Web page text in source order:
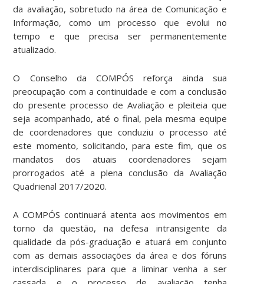
da avaliação, sobretudo na área de Comunicação e
Informação, como um processo que evolui no
tempo e que precisa ser permanentemente
atualizado.
O Conselho da COMPÓS reforça ainda sua
preocupação com a continuidade e com a conclusão
do presente processo de Avaliação e pleiteia que
seja acompanhado, até o final, pela mesma equipe
de coordenadores que conduziu o processo até
este momento, solicitando, para este fim, que os
mandatos dos atuais coordenadores sejam
prorrogados até a plena conclusão da Avaliação
Quadrienal 2017/2020.
A COMPÓS continuará atenta aos movimentos em
torno da questão, na defesa intransigente da
qualidade da pós-graduação e atuará em conjunto
com as demais associações da área e dos fóruns
interdisciplinares para que a liminar venha a ser